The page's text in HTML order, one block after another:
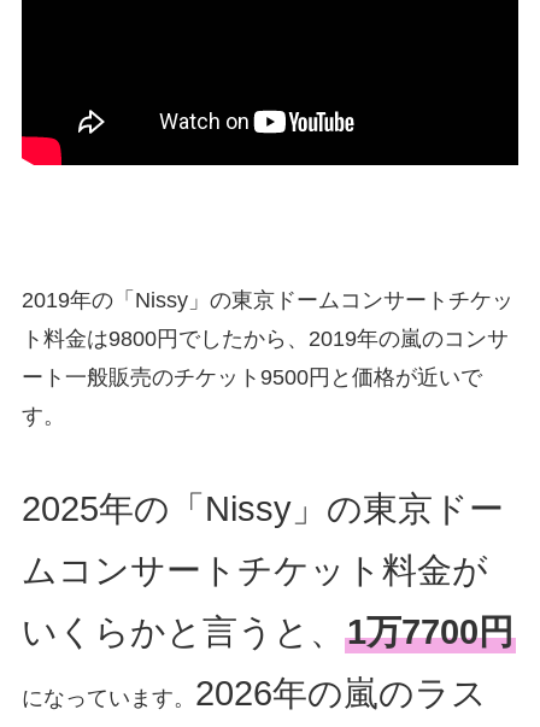
2019年の「Nissy」の東京ドームコンサートチケッ
ト料金は9800円でしたから、2019年の嵐のコンサ
ート一般販売のチケット9500円と価格が近いで
す。
2025年の「Nissy」の東京ドー
ムコンサートチケット料金が
いくらかと言うと、 1万7700円
になっています。 2026年の嵐のラス